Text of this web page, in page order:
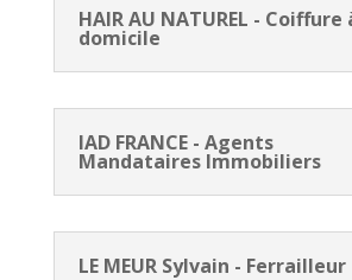
HAIR AU NATUREL - Coiffure
domicile
IAD FRANCE - Agents
Mandataires Immobiliers
LE MEUR Sylvain - Ferrailleur